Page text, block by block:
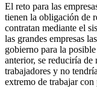
El reto para las
tienen la obligación de
contratan mediante el
las grandes empresas
gobierno para la
anterior, se reduciría
trabajadores y no
extremo de trabajar con